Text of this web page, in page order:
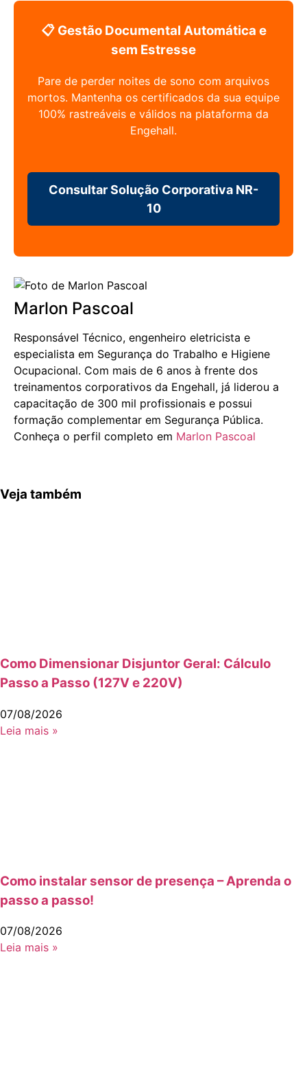
📋 Gestão Documental Automática e
sem Estresse
Pare de perder noites de sono com arquivos
mortos. Mantenha os certificados da sua equipe
100% rastreáveis e válidos na plataforma da
Engehall.
Consultar Solução Corporativa NR-
10
Marlon Pascoal
Responsável Técnico, engenheiro eletricista e
especialista em Segurança do Trabalho e Higiene
Ocupacional. Com mais de 6 anos à frente dos
treinamentos corporativos da Engehall, já liderou a
capacitação de 300 mil profissionais e possui
formação complementar em Segurança Pública.
Conheça o perfil completo em Marlon Pascoal
Veja também
Como Dimensionar Disjuntor Geral: Cálculo
Passo a Passo (127V e 220V)
07/08/2026
Leia mais »
Como instalar sensor de presença – Aprenda o
passo a passo!
07/08/2026
Leia mais »